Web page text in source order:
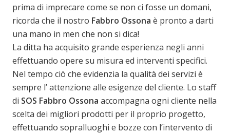
prima di imprecare come se non ci fosse un domani,
ricorda che il nostro Fabbro Ossona è pronto a darti
una mano in men che non si dica!
La ditta ha acquisito grande esperienza negli anni
effettuando opere su misura ed interventi specifici.
Nel tempo ciò che evidenzia la qualità dei servizi è
sempre l’ attenzione alle esigenze del cliente. Lo staff
di SOS Fabbro Ossona accompagna ogni cliente nella
scelta dei migliori prodotti per il proprio progetto,
effettuando sopralluoghi e bozze con l’intervento di